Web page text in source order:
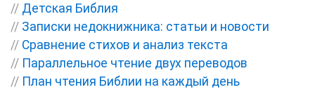
// Детская Библия
// Записки недокнижника: статьи и новости
// Сравнение стихов и анализ текста
// Параллельное чтение двух переводов
// План чтения Библии на каждый день